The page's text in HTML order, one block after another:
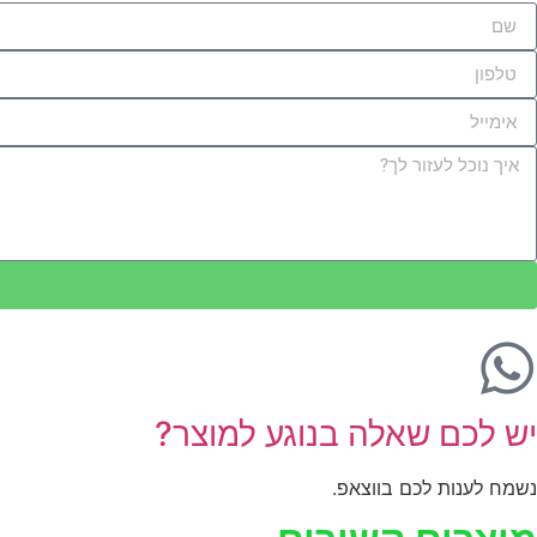
יש לכם שאלה בנוגע למוצר?
נשמח לענות לכם בווצאפ.